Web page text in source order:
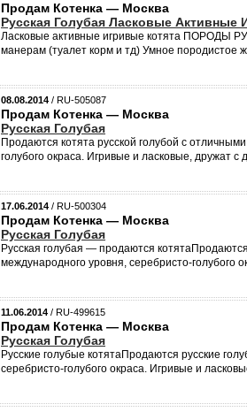
Продам Котенка — Москва
Русская Голубая Ласковые
Ласковые активные игривые котята ПОРОДЫ
манерам (туалет корм и тд) Умное породистое
08.08.2014 / RU-505087
Продам Котенка — Москва
Русская Голубая
Продаются котята русской голубой с
голубого окраса. Игривые и ласковые, дружат
17.06.2014 / RU-500304
Продам Котенка — Москва
Русская Голубая
Русская голубая — продаются
международного уровня, серебристо-голубого
11.06.2014 / RU-499615
Продам Котенка — Москва
Русская Голубая
Русские голубые котятаПродаются русские
серебристо-голубого окраса. Игривые и